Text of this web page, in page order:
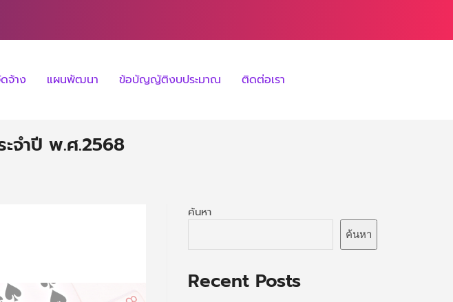
จ้าง แผนพัฒนา ข้อบัญญัติงบประมาณ ติดต่อเรา
จำปี พ.ศ.2568
ค้นหา
ค้นหา
Recent Posts